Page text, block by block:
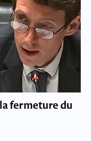
fermeture du